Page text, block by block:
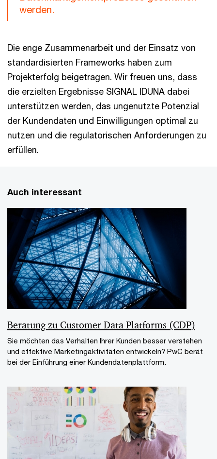
werden.
Die enge Zusammenarbeit und der Einsatz von
standardisierten Frameworks haben zum
Projekterfolg beigetragen. Wir freuen uns, dass
die erzielten Ergebnisse SIGNAL IDUNA dabei
unterstützen werden, das ungenutzte Potenzial
der Kundendaten und Einwilligungen optimal zu
nutzen und die regulatorischen Anforderungen zu
erfüllen.
Auch interessant
Beratung zu Customer Data Platforms (CDP)
Sie möchten das Verhalten Ihrer Kunden besser verstehen
und effektive Marketingaktivitäten entwickeln? PwC berät
bei der Einführung einer Kundendatenplattform.